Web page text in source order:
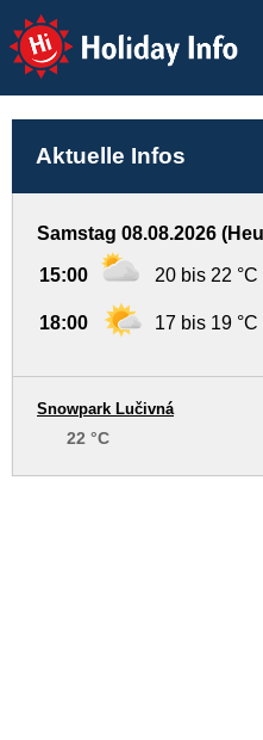
Holiday Info
Aktuelle Infos
Samstag 08.08.2026
15:00 20 bis 22 °C
18:00 17 bis 19 °C
Snowpark Lučivná
22 °C